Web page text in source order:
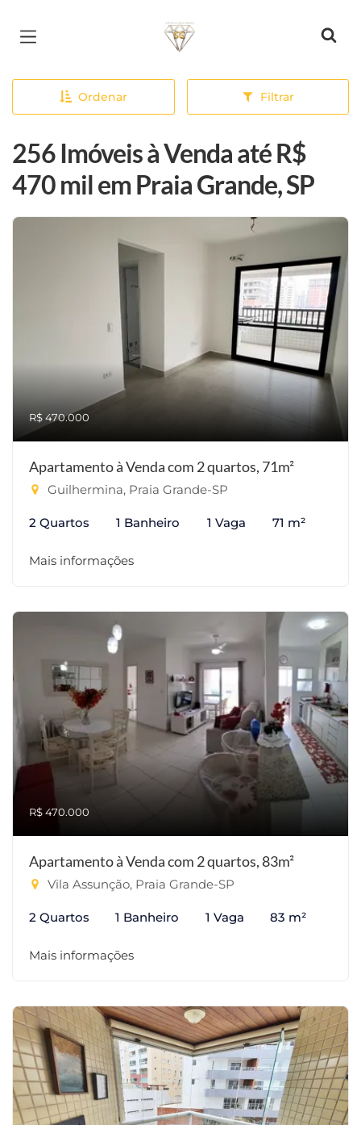
Página inicial
Ordenar Filtrar
256 Imóveis à Venda até R$
470 mil em Praia Grande, SP
R$ 470.000
Apartamento à Venda com 2 quartos, 71m²
Guilhermina, Praia Grande-SP
2 Quartos 1 Banheiro 1 Vaga 71 m²
Mais informações
R$ 470.000
Apartamento à Venda com 2 quartos, 83m²
Vila Assunção, Praia Grande-SP
2 Quartos 1 Banheiro 1 Vaga 83 m²
Mais informações